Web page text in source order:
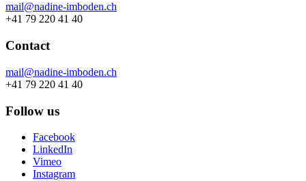
mail@nadine-imboden.ch
+41 79 220 41 40
Contact
mail@nadine-imboden.ch
+41 79 220 41 40
Follow us
Facebook
LinkedIn
Vimeo
Instagram